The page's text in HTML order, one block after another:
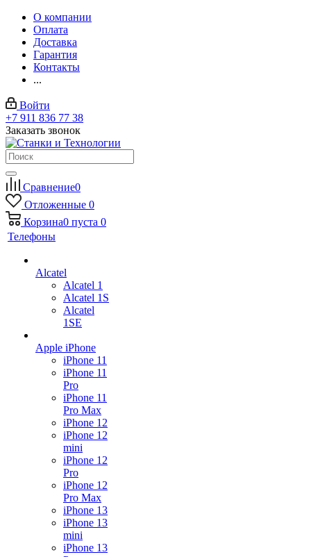
О компании
Оплата
Доставка
Гарантия
Контакты
...
Войти
+7 911 836 77 38
Заказать звонок
Сравнение0
Отложенные 0
Корзина0 пуста 0
Телефоны
Alcatel
Alcatel 1
Alcatel 1S
Alcatel
1SE
Apple iPhone
iPhone 11
iPhone 11
Pro
iPhone 11
Pro Max
iPhone 12
iPhone 12
mini
iPhone 12
Pro
iPhone 12
Pro Max
iPhone 13
iPhone 13
mini
iPhone 13